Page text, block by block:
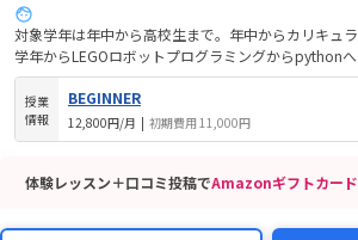
対象学年は年中から高校生まで。年中からカリキュ
学年からLEGOロボットプログラミングからpythonへ
授業
情報
BEGINNER
12,800円/月 | 初期費用 11,000円
体験レッスン＋口コミ投稿でAmazonギフトカー